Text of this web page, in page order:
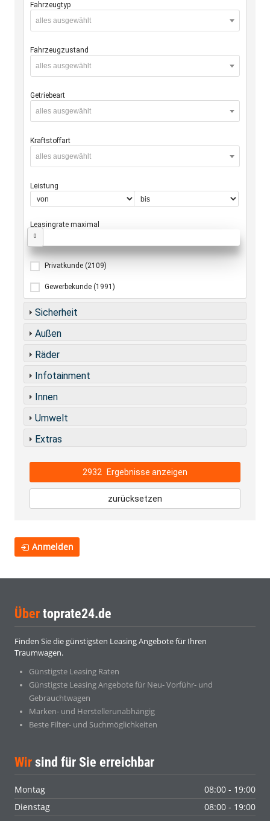
Fahrzeugtyp
alles ausgewählt
Fahrzeugzustand
alles ausgewählt
Getriebeart
alles ausgewählt
Kraftstoffart
alles ausgewählt
Leistung
Leasingrate maximal
0
Privatkunde (2109)
Gewerbekunde (1991)
Sicherheit
Außen
Räder
Infotainment
Innen
Umwelt
Extras
2932 Ergebnisse anzeigen
zurücksetzen
Anmelden
Über toprate24.de
Finden Sie die günstigsten Leasing Angebote für Ihren
Traumwagen.
Günstigste Leasing Raten
Günstigste Leasing Angebote für Neu- Vorführ- und
Gebrauchtwagen
Marken- und Herstellerunabhängig
Beste Filter- und Suchmöglichkeiten
Wir sind für Sie erreichbar
Montag
08:00 - 19:00
Dienstag
08:00 - 19:00